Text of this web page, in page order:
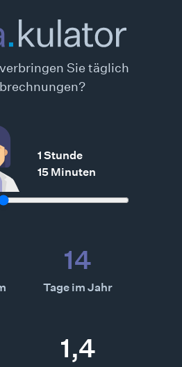
Karlakulator
Sie täglich
1 Stunde
15 Minuten
14
Tage im Jahr
1,4